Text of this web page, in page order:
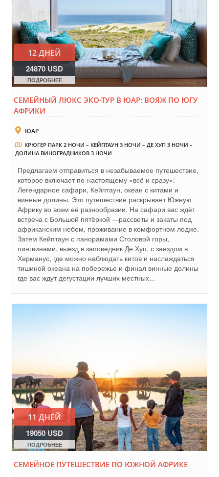
12 ДНЕЙ
24870 USD
ПОДРОБНЕЕ
СЕМЕЙНЫЙ ЛЮКС ЭКО-ТУР В ЮАР: ВОЯЖ ПО ЮГУ
АФРИКИ
ЮАР
КРЮГЕР ПАРК 2 НОЧИ – КЕЙПТАУН 3 НОЧИ – ДЕ ХУП 3 НОЧИ –
ДОЛИНА ВИНОГРАДНИКОВ 3 НОЧИ
Предлагаем отправиться в незабываемое путешествие,
которое включает по-настоящему «всё и сразу»:
Легендарное сафари, Кейптаун, океан с китами и
винные долины. Это путешествие раскрывает Южную
Африку во всем её разнообразии. На сафари вас ждёт
встреча с Большой пятёркой —рассветы и закаты под
африканским небом, проживание в комфортном лодже.
Затем Кейптаун с панорамами Столовой горы,
пингвинами, выезд в заповедник Де Хуп, с заездом в
Херманус, где можно наблюдать китов и наслаждаться
тишиной океана на побережье и финал винные долины
где вас ждут дегустации лучших местных...
11 ДНЕЙ
19050 USD
ПОДРОБНЕЕ
СЕМЕЙНОЕ ПУТЕШЕСТВИЕ ПО ЮЖНОЙ АФРИКЕ